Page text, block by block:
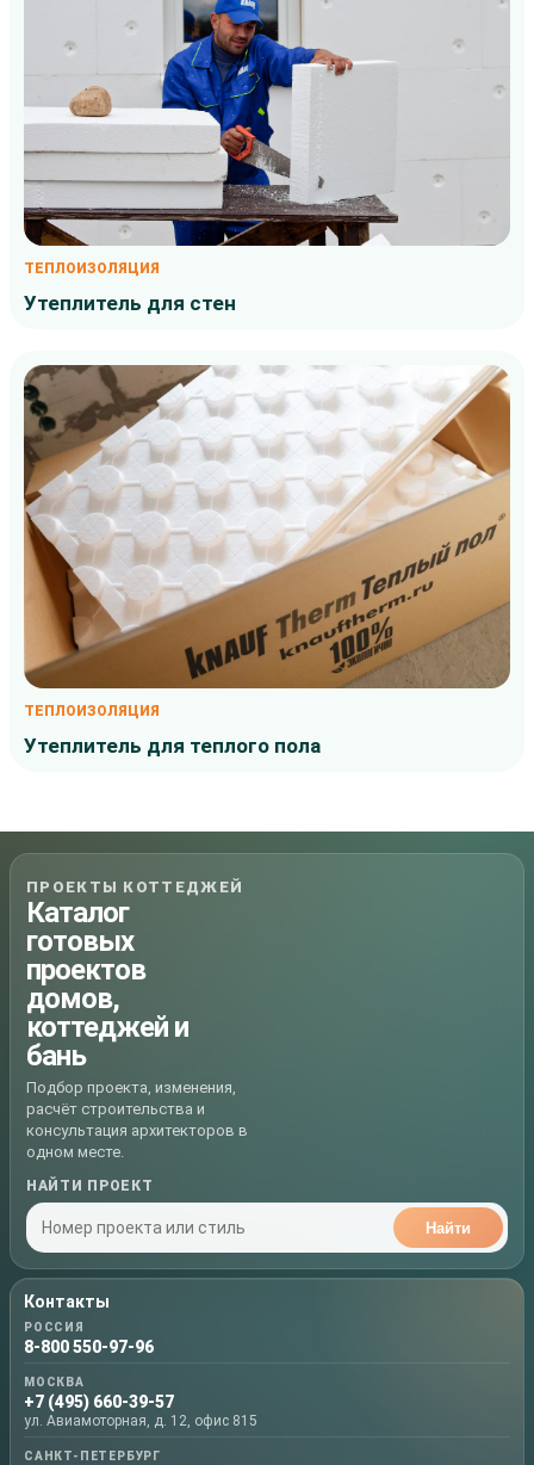
ТЕПЛОИЗОЛЯЦИЯ
Утеплитель для стен
ТЕПЛОИЗОЛЯЦИЯ
Утеплитель для теплого пола
ПРОЕКТЫ КОТТЕДЖЕЙ
Каталог
готовых
проектов
домов,
коттеджей и
бань
Подбор проекта, изменения,
расчёт строительства и
консультация архитекторов в
одном месте.
НАЙТИ ПРОЕКТ
Найти
Контакты
РОССИЯ
8-800 550-97-96
МОСКВА
+7 (495) 660-39-57
ул. Авиамоторная, д. 12, офис 815
САНКТ-ПЕТЕРБУРГ